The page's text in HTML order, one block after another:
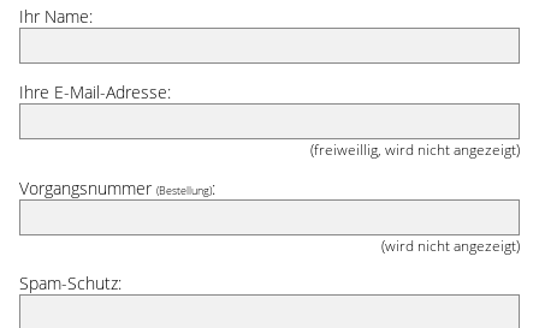
Ihr Name:
Ihre E-Mail-Adresse:
(freiweillig, wird nicht angezeigt)
Vorgangsnummer (Bestellung):
(wird nicht angezeigt)
Spam-Schutz: